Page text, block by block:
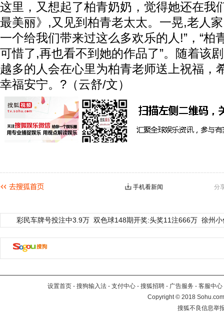
这里，又想起了柏青奶奶，觉得她还在我
最美丽》,又见到柏青老太太。一晃,老人
一个给我们带来过这么多欢乐的人!”，“柏
可惜了,再也看不到她的作品了”。随着该
越多的人会在心里为柏青老师送上祝福，
幸福安宁。?（云舒/文）
分
手机看新闻
彩民车牌号投注中3.9万 双色球148期开奖:头奖11注666万 徐州
设置首页 - 搜狗输入法 - 支付中心 - 搜狐招聘 - 广告服务 - 客服中心
Copyright©2018
搜狐不良信息举